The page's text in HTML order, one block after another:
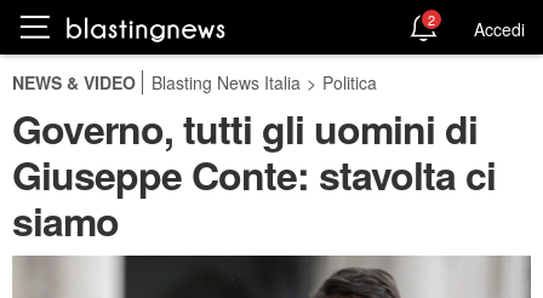
2 Accedi
NEWS & VIDEO Blasting News Italia > Politica
Governo, tutti gli uomini di
Giuseppe Conte: stavolta ci
siamo